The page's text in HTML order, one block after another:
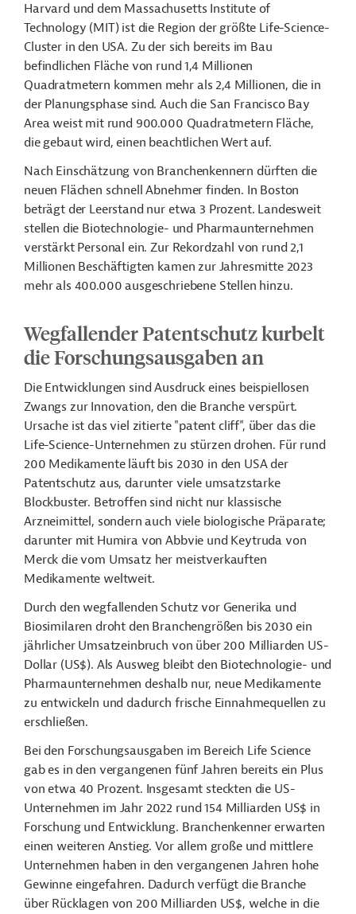
Harvard und dem Massachusetts Institute of
Technology (MIT) ist die Region der größte Life-Science-
Cluster in den USA. Zu der sich bereits im Bau
befindlichen Fläche von rund 1,4 Millionen
Quadratmetern kommen mehr als 2,4 Millionen, die in
der Planungsphase sind. Auch die San Francisco Bay
Area weist mit rund 900.000 Quadratmetern Fläche,
die gebaut wird, einen beachtlichen Wert auf.
Nach Einschätzung von Branchenkennern dürften die
neuen Flächen schnell Abnehmer finden. In Boston
beträgt der Leerstand nur etwa 3 Prozent. Landesweit
stellen die Biotechnologie- und Pharmaunternehmen
verstärkt Personal ein. Zur Rekordzahl von rund 2,1
Millionen Beschäftigten kamen zur Jahresmitte 2023
mehr als 400.000 ausgeschriebene Stellen hinzu.
Wegfallender Patentschutz kurbelt
die Forschungsausgaben an
Die Entwicklungen sind Ausdruck eines beispiellosen
Zwangs zur Innovation, den die Branche verspürt.
Ursache ist das viel zitierte "patent cliff", über das die
Life-Science-Unternehmen zu stürzen drohen. Für rund
200 Medikamente läuft bis 2030 in den USA der
Patentschutz aus, darunter viele umsatzstarke
Blockbuster. Betroffen sind nicht nur klassische
Arzneimittel, sondern auch viele biologische Präparate;
darunter mit Humira von Abbvie und Keytruda von
Merck die vom Umsatz her meistverkauften
Medikamente weltweit.
Durch den wegfallenden Schutz vor Generika und
Biosimilaren droht den Branchengrößen bis 2030 ein
jährlicher Umsatzeinbruch von über 200 Milliarden US-
Dollar (US$). Als Ausweg bleibt den Biotechnologie- und
Pharmaunternehmen deshalb nur, neue Medikamente
zu entwickeln und dadurch frische Einnahmequellen zu
erschließen.
Bei den Forschungsausgaben im Bereich Life Science
gab es in den vergangenen fünf Jahren bereits ein Plus
von etwa 40 Prozent. Insgesamt steckten die US-
Unternehmen im Jahr 2022 rund 154 Milliarden US$ in
Forschung und Entwicklung. Branchenkenner erwarten
einen weiteren Anstieg. Vor allem große und mittlere
Unternehmen haben in den vergangenen Jahren hohe
Gewinne eingefahren. Dadurch verfügt die Branche
über Rücklagen von 200 Milliarden US$, welche in die